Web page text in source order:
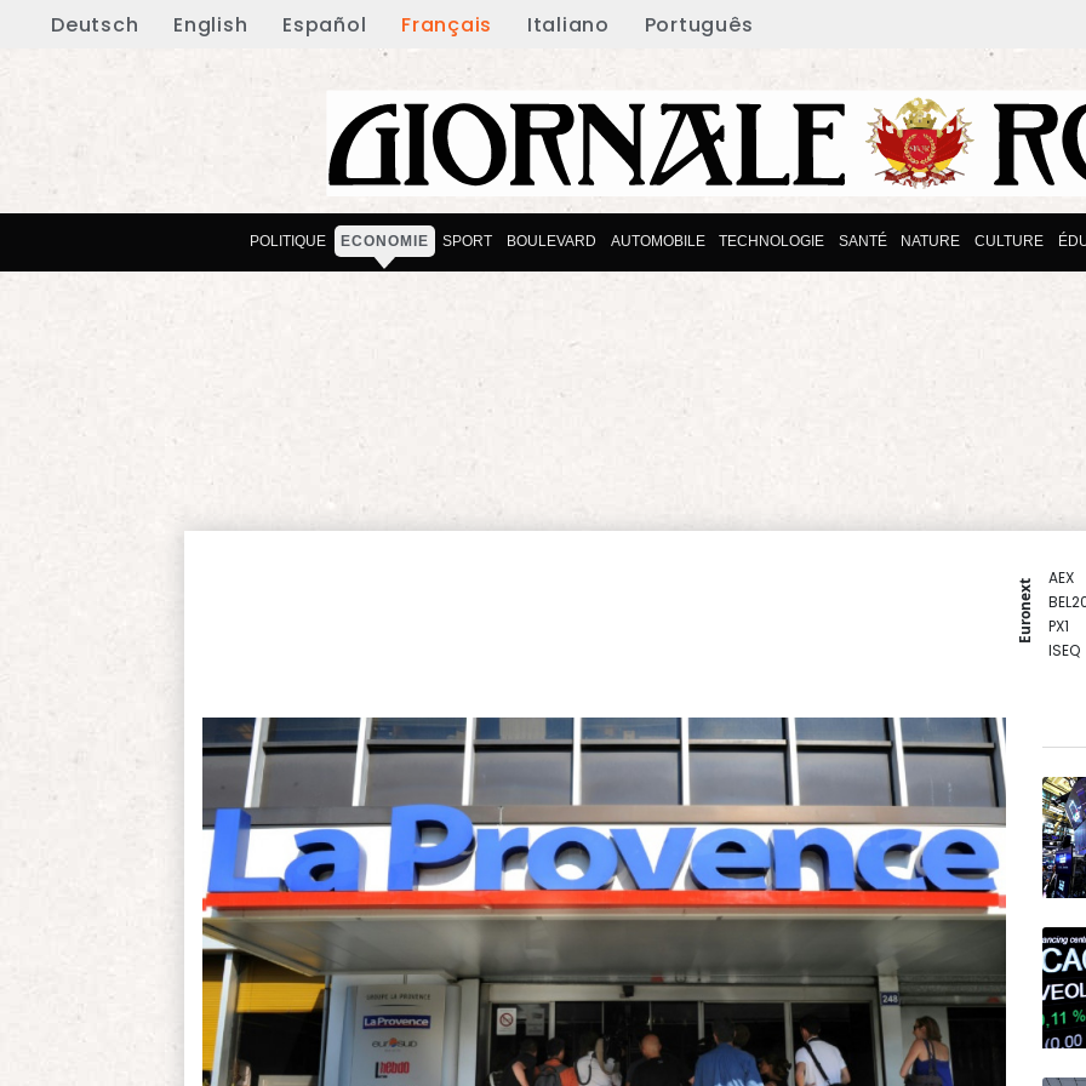
Deutsch English Español Français Italiano Português
POLITIQUE ECONOMIE SPORT BOULEVARD AUTOMOBILE TECHNOLOGIE SANTÉ NATURE CULTURE
Euronext
AEX
PX1
ISEQ